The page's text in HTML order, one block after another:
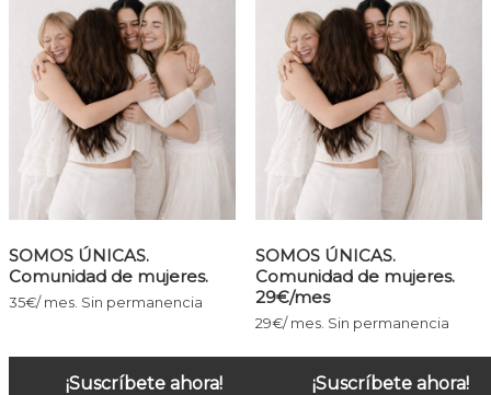
SOMOS ÚNICAS.
Comunidad de mujeres.
35€/ mes. Sin permanencia
¡Suscríbete ahora!
SOMOS ÚNICAS.
Comunidad de mujeres.
29€/mes
29€/ mes. Sin permanencia
¡Suscríbete ahora!